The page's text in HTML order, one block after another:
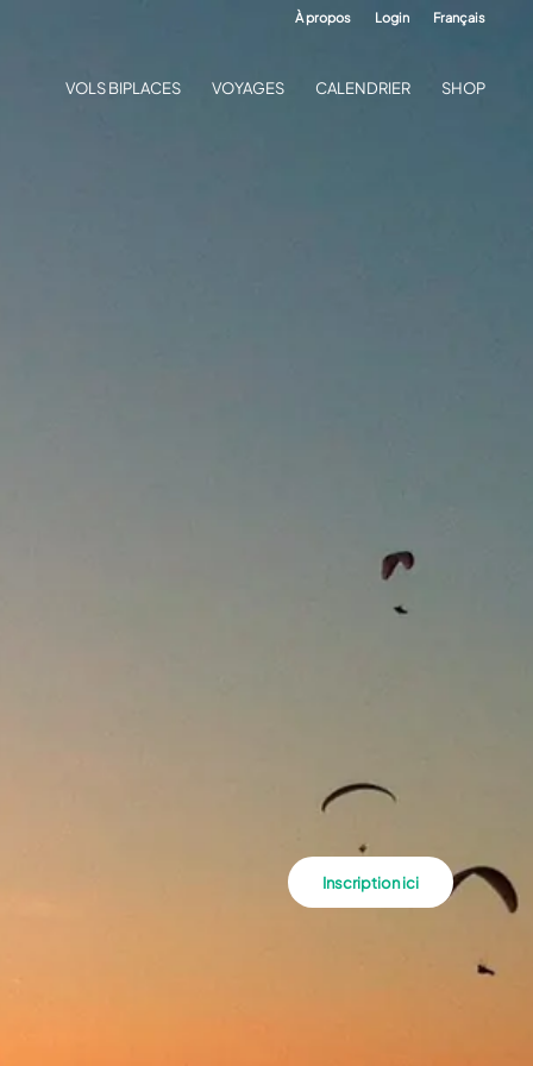
Inscription ici
À propos Login Français
VOLS BIPLACES VOYAGES CALENDRIER SHOP